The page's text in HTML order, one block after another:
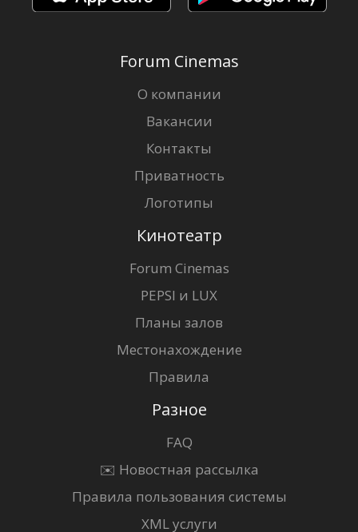
Forum Cinemas
О компании
Вакансии
Контакты
Приватность
Логотипы
Кинотеатр
Forum Cinemas
PEPSI и LUX
Планы залов
Местонахождение
Правила
Разное
FAQ
✉️ Новостная рассылка
Правила пользования системы
XML услуги